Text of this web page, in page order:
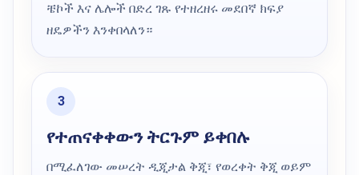
ቼኮች እና ሌሎች በድረ ገጹ የተዘረዘሩ መደበኛ ክፍያ
ዘዴዎችን እንቀበላለን።
የተጠናቀቀውን ትርጉም ይቀበሉ
በሚፈለገው መሠረት ዲጂታል ቅጂ፣ የወረቀት ቅጂ ወይም